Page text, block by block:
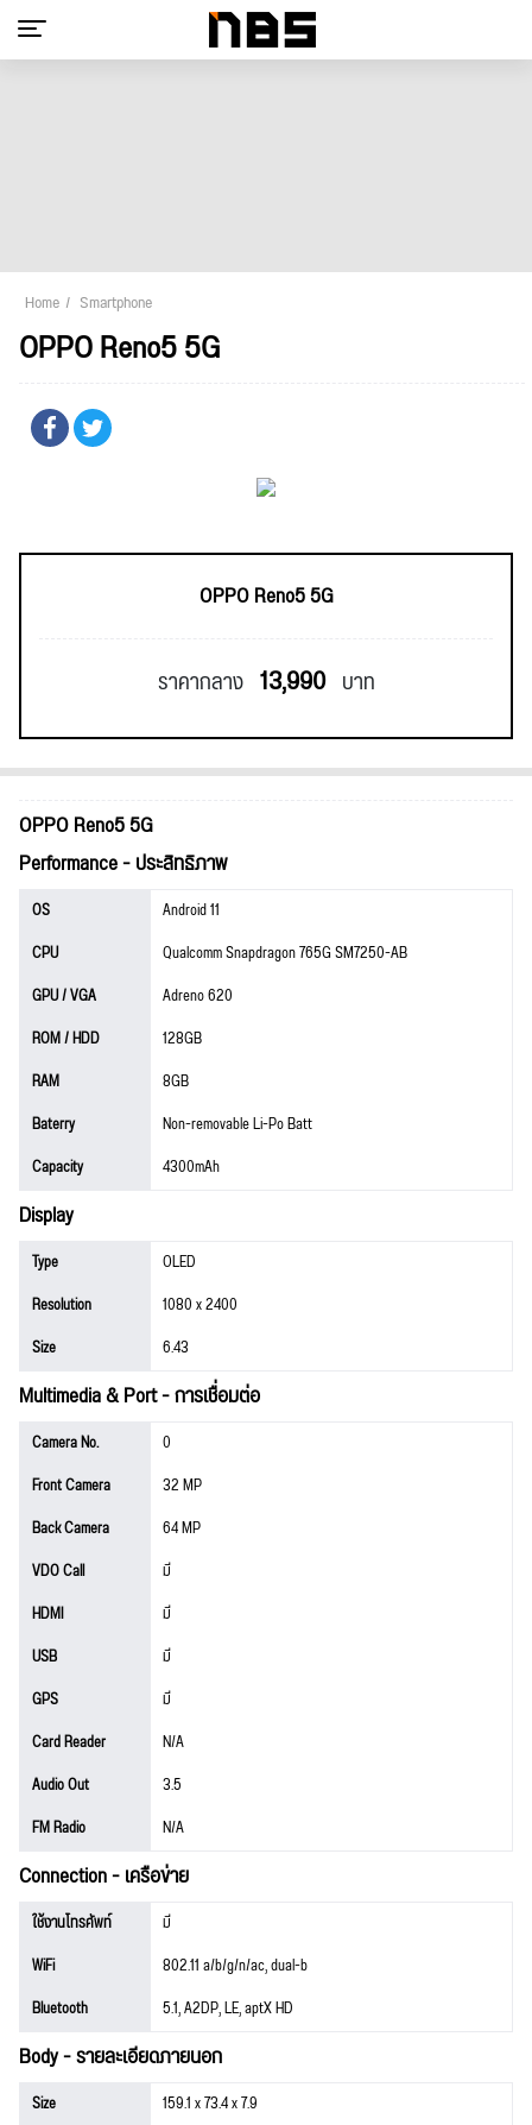
Home Smartphone
OPPO Reno5 5G
OPPO Reno5 5G
ราคากลาง 13,990 บาท
OPPO Reno5 5G
Performance - ประสิทธิภาพ
OS
Android 11
CPU
Qualcomm Snapdragon 765G SM7250-AB
GPU / VGA
Adreno 620
ROM / HDD
128GB
RAM
8GB
Baterry
Non-removable Li-Po Batt
Capacity
4300mAh
Display
Type
OLED
Resolution
1080 x 2400
Size
6.43
Multimedia & Port - การเชื่อมต่อ
Camera No.
0
Front Camera
32 MP
Back Camera
64 MP
VDO Call
มี
HDMI
มี
USB
มี
GPS
มี
Card Reader
N/A
Audio Out
3.5
FM Radio
N/A
Connection - เครือข่าย
ใช้งานโทรศัพท์
มี
WiFi
802.11 a/b/g/n/ac, dual-b
Bluetooth
5.1, A2DP, LE, aptX HD
Body - รายละเอียดภายนอก
Size
159.1 x 73.4 x 7.9